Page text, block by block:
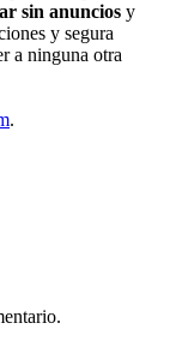
sin anuncios y
y segura
a ninguna otra
.